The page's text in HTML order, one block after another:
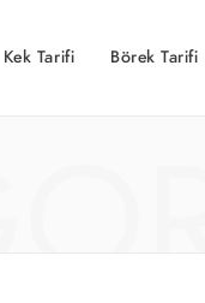
Kek Tarifi Börek Tarifi